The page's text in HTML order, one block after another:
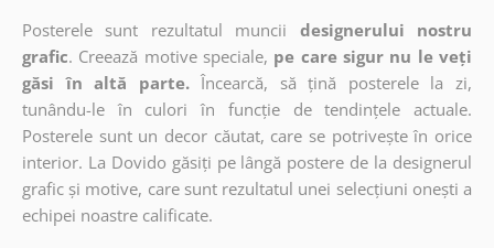
Posterele sunt rezultatul muncii
designerului nostru
grafic. Creează motive speciale, pe care sigur nu le veți
găsi în altă parte. Încearcă, să țină posterele la zi,
tunându-le în culori în funcție de tendințele actuale.
Posterele sunt un decor căutat, care se potrivește în orice
interior. La Dovido găsiți pe lângă postere de la designerul
grafic și motive, care sunt rezultatul unei selecțiuni onești a
echipei noastre calificate.